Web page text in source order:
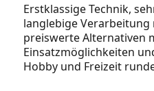
Erstklassige Technik,
langlebige Verarbeitung
preiswerte Alternativen
Einsatzmöglichkeiten
Hobby und Freizeit